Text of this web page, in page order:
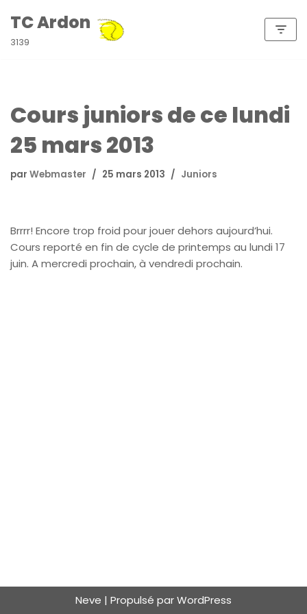
Aller
TC Ardon
3139
Cours juniors de ce lundi
25 mars 2013
par Webmaster 25 mars 2013 Juniors
Brrrr! Encore trop froid pour jouer dehors aujourd’hui.
Cours reporté en fin de cycle de printemps au lundi 17
juin. A mercredi prochain, à vendredi prochain.
Neve | Propulsé parWordPress